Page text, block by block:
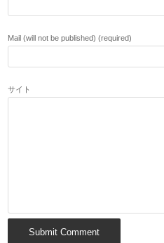
Mail (will not be published) (required)
サイト